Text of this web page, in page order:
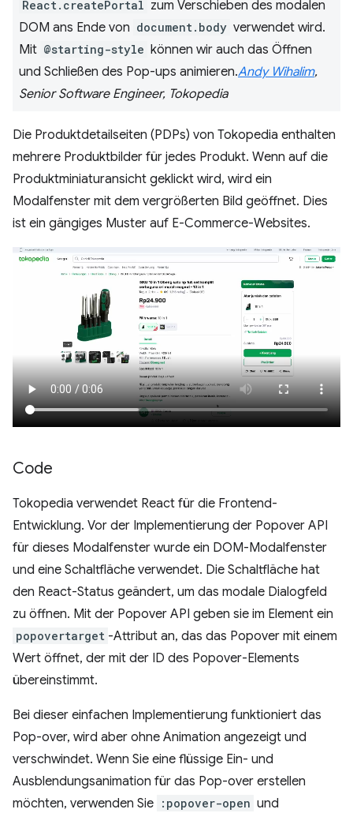
React.createPortal zum Verschieben des modalen
DOM ans Ende von document.body verwendet wird.
Mit @starting-style können wir auch das Öffnen
und Schließen des Pop-ups animieren.Andy Wihalim,
Senior Software Engineer, Tokopedia
Die Produktdetailseiten (PDPs) von Tokopedia enthalten
mehrere Produktbilder für jedes Produkt. Wenn auf die
Produktminiaturansicht geklickt wird, wird ein
Modalfenster mit dem vergrößerten Bild geöffnet. Dies
ist ein gängiges Muster auf E-Commerce-Websites.
Code
Tokopedia verwendet React für die Frontend-
Entwicklung. Vor der Implementierung der Popover API
für dieses Modalfenster wurde ein DOM-Modalfenster
und eine Schaltfläche verwendet. Die Schaltfläche hat
den React-Status geändert, um das modale Dialogfeld
zu öffnen. Mit der Popover API geben sie im Element ein
popovertarget -Attribut an, das das Popover mit einem
Wert öffnet, der mit der ID des Popover-Elements
übereinstimmt.
Bei dieser einfachen Implementierung funktioniert das
Pop-over, wird aber ohne Animation angezeigt und
verschwindet. Wenn Sie eine flüssige Ein- und
Ausblendungsanimation für das Pop-over erstellen
möchten, verwenden Sie :popover-open und